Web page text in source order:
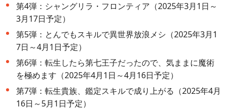
第4弾：シャングリラ・フロンティア（2025年3月1日～
3月17日予定）
第5弾：とんでもスキルで異世界放浪メシ（2025年3月1
7日～4月1日予定）
第6弾：転生したら第七王子だったので、気ままに魔術
を極めます（2025年4月1日～4月16日予定）
第7弾：転生貴族、鑑定スキルで成り上がる（2025年4月
16日～5月1日予定）